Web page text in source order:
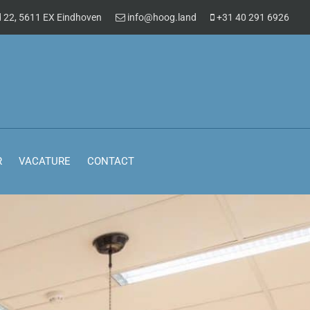
5611 EX Eindhoven info@hoog.land +31 40 291 6926
VACATURE CONTACT